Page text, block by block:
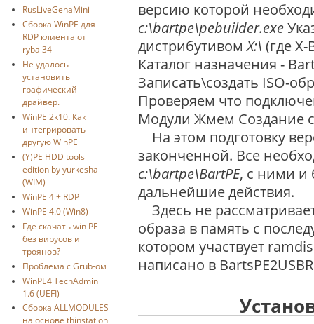
RusLiveGenaMini
Cборка WinPE для
RDP клиента от
rybal34
Не удалось
установить
графический
драйвер.
WinPE 2k10. Как
интегрировать
другую WinPE
(Y)PE HDD tools
edition by yurkesha
(WIM)
WinPE 4 + RDP
WinPE 4.0 (Win8)
Где скачать win PE
без вирусов и
троянов?
Проблема с Grub-ом
WinPE4 TechAdmin
1.6 (UEFI)
Сборка ALLMODULES
на основе thinstation
версию которой
c:\bartpe\pebuilder.exe
дистрибутивомX:\ (где
Каталог назначения -
Записать\создать ISO-
Проверяем что
Модули Жмем Создание
На этом подготовку
законченной. Все
c:\bartpe\BartPE, с ними и
дальнейшие действия.
Здесь не
образа в память с
котором участвует
написано в